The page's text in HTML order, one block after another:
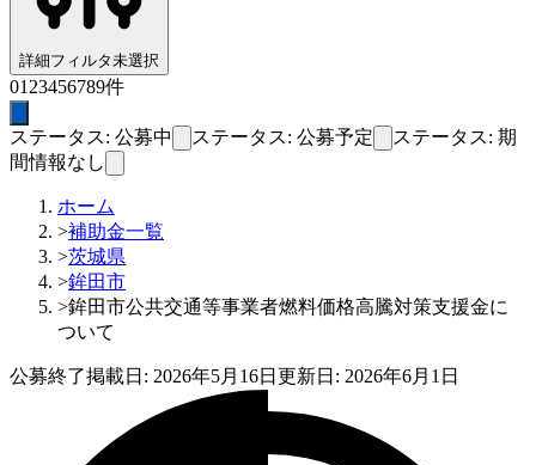
詳細フィルタ未選択
01 23456789件
ステータス: 公募中 ステータス: 公募予定
ステータス: 期
間情報なし
ホーム
>補助金一覧
>茨城県
>鉾田市
>鉾田市公共交通等事業者燃料価格高騰対策支援金に
ついて
公募終了掲載日: 2026年5月16日 更新日: 2026年6月1日